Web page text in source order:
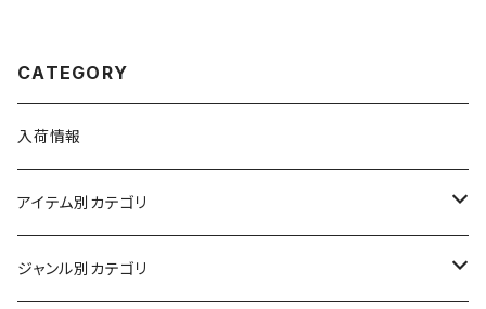
CATEGORY
入荷情報
アイテム別カテゴリ
半袖
ジャンル別カテゴリ